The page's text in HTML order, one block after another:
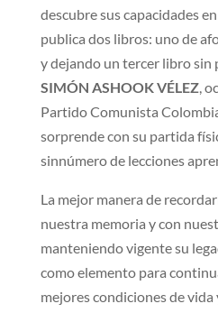
descubre sus capacidades
publica dos libros: uno de
y dejando un tercer libro sin
SIMÓN ASHOOK VÉLEZ,
Partido Comunista
sorprende con su partida
sinnúmero de lecciones
La mejor manera de
nuestra memoria y con
manteniendo vigente su
como elemento para
mejores condiciones de